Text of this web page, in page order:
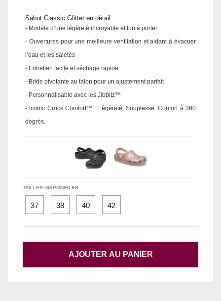
Sabot Classic Glitter en détail :
- Modèle d’une légèreté incroyable et fun à porter
- Ouvertures pour une meilleure ventilation et aidant à évacuer
l’eau et les saletés
- Entretien facile et séchage rapide
- Bride pivotante au talon pour un ajustement parfait
- Personnalisable avec les Jibbitz™
- Iconic Crocs Comfort™ : Légèreté. Souplesse. Confort à 360
degrés.
TAILLES DISPONIBLES
37 38 40 42
AJOUTER AU PANIER